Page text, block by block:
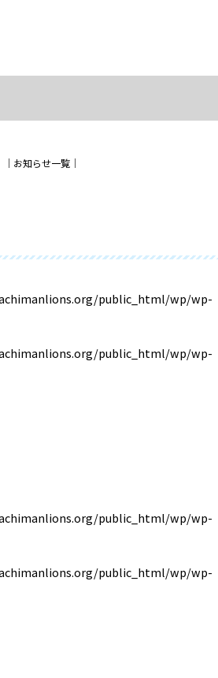
│ お知らせ一覧 │
public_html/wp/wp-
public_html/wp/wp-
public_html/wp/wp-
public_html/wp/wp-